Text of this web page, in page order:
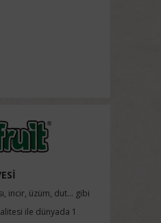
incir, üzüm, dut… gibi
ile dünyada 1